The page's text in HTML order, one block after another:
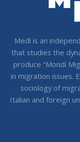
Medì is an
that studies the
produce “Mondi
in migration issues.
sociology of
Italian and foreign